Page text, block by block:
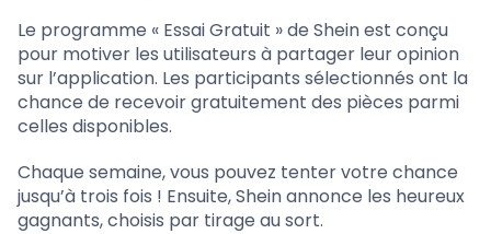
Le programme « Essai Gratuit » de Shein est conçu
pour motiver les utilisateurs à partager leur opinion
sur l’application. Les participants sélectionnés ont la
chance de recevoir gratuitement des pièces parmi
celles disponibles.
Chaque semaine, vous pouvez tenter votre chance
jusqu’à trois fois ! Ensuite, Shein annonce les heureux
gagnants, choisis par tirage au sort.